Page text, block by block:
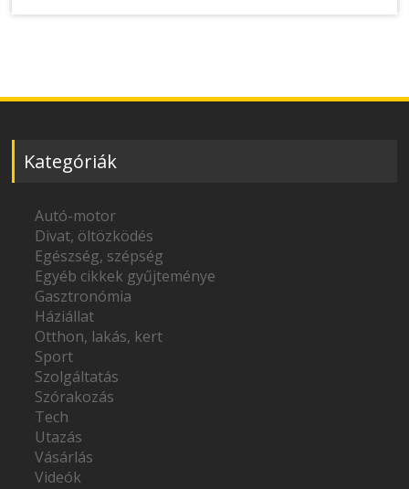
Kategóriák
Autó-motor
Divat, öltözködés
Egészség, szépség
Egyéb cikkek gyűjteménye
Gasztronómia
Háziállat
Otthon, lakás, kert
Sport
Szolgáltatás
Szórakozás
Tech
Utazás
Vásárlás
Videók